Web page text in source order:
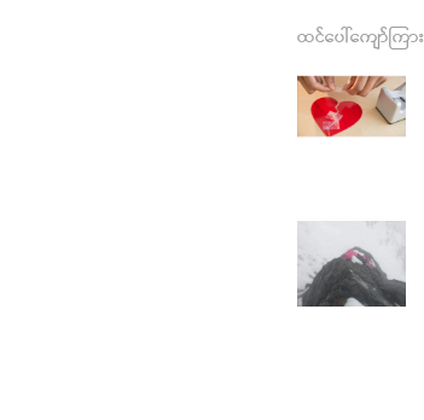
ထင်ပေါ်ကျော်ကြား